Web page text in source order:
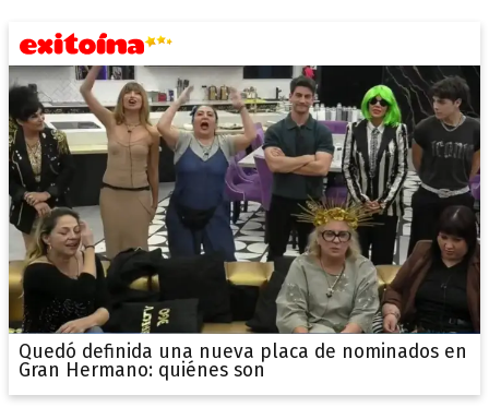
Quedó definida una nueva placa de nominados en
Gran Hermano: quiénes son